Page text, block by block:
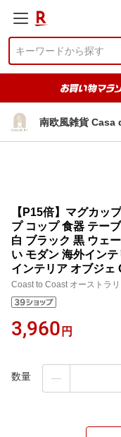
南欧風雑貨 Casa
【P15倍】マグカッ
プ コップ 食器 テー
白 ブラック 黒 ウェ
い モダン 海外イン
インテリア オブジ
Coast to Coast オーストラ
3,960 円
数量